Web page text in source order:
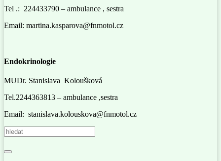
Tel .: 224433790 – ambulance , sestra
Email: martina.kasparova@fnmotol.cz
Endokrinologie
MUDr. Stanislava Koloušková
Tel.2244363813 – ambulance ,sestra
Email: stanislava.kolouskova@fnmotol.cz